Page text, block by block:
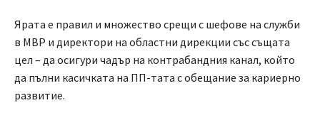
Ярата е правил и множество срещи с шефове на служби
в МВР и директори на областни дирекции със същата
цел – да осигури чадър на контрабандния канал, който
да пълни касичката на ПП-тата с обещание за кариерно
развитие.